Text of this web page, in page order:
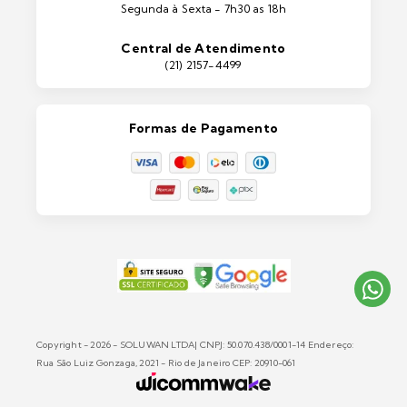
Máquinas e Equipamentos
Lixeiras e Contentores
Segunda à Sexta - 7h30 as 18h
Central de Atendimento
(21) 2157-4499
Formas de Pagamento
Copyright - 2026 - SOLUWAN LTDA| CNPJ: 50.070.438/0001-14 Endereço:
Rua São Luiz Gonzaga, 2021 - Rio de Janeiro CEP: 20910-061